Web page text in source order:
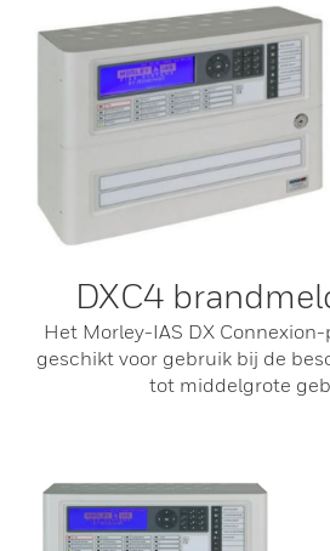
DXC4
Het Morley-IAS DX
geschikt voor gebruik bij de
tot middelgrote